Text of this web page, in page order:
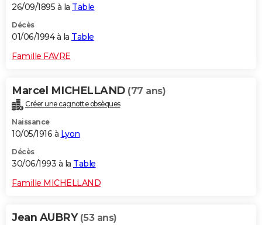
26/09/1895 à la Table
Décès
01/06/1994 à la Table
Famille FAVRE
Marcel MICHELLAND (77 ans)
Créer une cagnotte obsèques
Naissance
10/05/1916 à Lyon
Décès
30/06/1993 à la Table
Famille MICHELLAND
Jean AUBRY (53 ans)